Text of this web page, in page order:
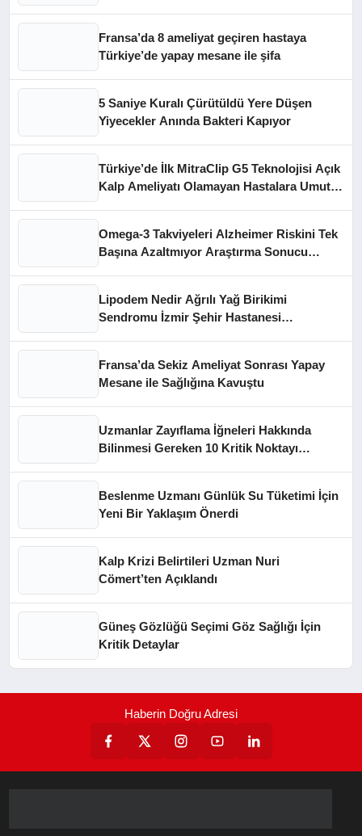
Fransa’da 8 ameliyat geçiren hastaya
Türkiye’de yapay mesane ile şifa
5 Saniye Kuralı Çürütüldü Yere Düşen
Yiyecekler Anında Bakteri Kapıyor
Türkiye’de İlk MitraClip G5 Teknolojisi Açık
Kalp Ameliyatı Olamayan Hastalara Umut
Omega-3 Takviyeleri Alzheimer Riskini Tek
Başına Azaltmıyor Araştırma Sonucu
Lipodem Nedir Ağrılı Yağ Birikimi
Sendromu İzmir Şehir Hastanesi
Fransa’da Sekiz Ameliyat Sonrası Yapay
Mesane ile Sağlığına Kavuştu
Uzmanlar Zayıflama İğneleri Hakkında
Bilinmesi Gereken 10 Kritik Noktayı
Beslenme Uzmanı Günlük Su Tüketimi İçin
Yeni Bir Yaklaşım Önerdi
Kalp Krizi Belirtileri Uzman Nuri
Cömert’ten Açıklandı
Güneş Gözlüğü Seçimi Göz Sağlığı İçin
Kritik Detaylar
Haberin Doğru Adresi